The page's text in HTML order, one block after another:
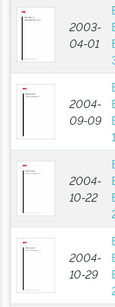
2003-
04-01
2004-
09-09
2004-
10-22
2004-
10-29